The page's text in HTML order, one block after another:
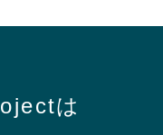
は